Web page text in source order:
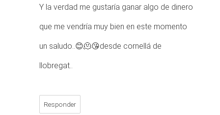
Y la verdad me gustaría ganar algo de dinero
que me vendría muy bien en este momento
un saludo..😊🫠😘desde cornellá de
llobregat..
Responder